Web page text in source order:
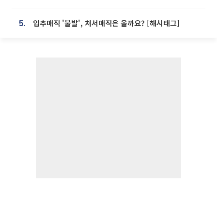
5. 입추매직 '불발', 처서매직은 올까요? [해시태그]